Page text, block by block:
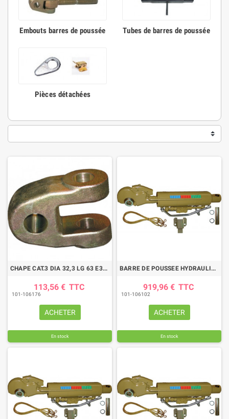
Embouts barres de poussée Tubes de barres de poussée
Pièces détachées
CHAPE CAT.3 DIA 32,3 LG 63 E306399 OR.WALTER
113,56 € TTC
101-106176
ACHETER
En stock
BARRE DE POUSSEE HYDRAULIQUE SANS CHAPE-CROCHET LG 600-785 CAT3/2
919,96 € TTC
101-106102
ACHETER
En stock